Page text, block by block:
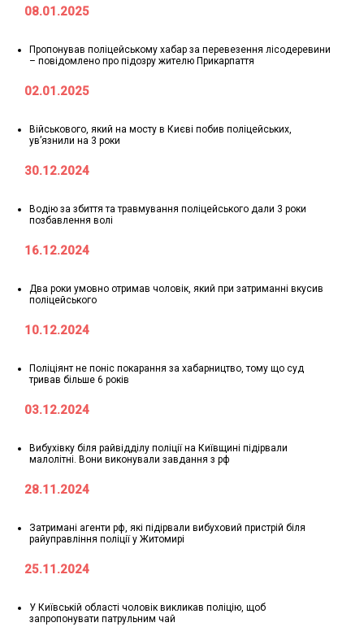
08.01.2025
Пропонував поліцейському хабар за перевезення лісодеревини
– повідомлено про підозру жителю Прикарпаття
02.01.2025
Військового, який на мосту в Києві побив поліцейських,
увʼязнили на 3 роки
30.12.2024
Водію за збиття та травмування поліцейського дали 3 роки
позбавлення волі
16.12.2024
Два роки умовно отримав чоловік, який при затриманні вкусив
поліцейського
10.12.2024
Поліціянт не поніс покарання за хабарництво, тому що суд
тривав більше 6 років
03.12.2024
Вибухівку біля райвідділу поліції на Київщині підірвали
малолітні. Вони виконували завдання з рф
28.11.2024
Затримані агенти рф, які підірвали вибуховий пристрій біля
райуправління поліції у Житомирі
25.11.2024
У Київській області чоловік викликав поліцію, щоб
запропонувати патрульним чай